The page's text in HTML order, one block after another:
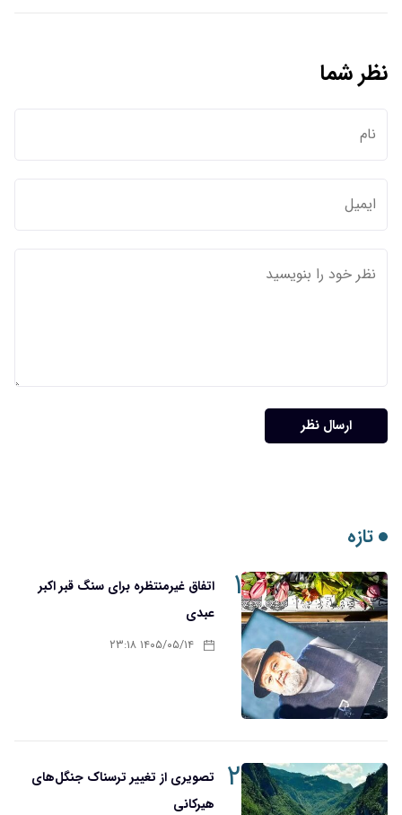
نظر شما
ارسال نظر
تازه
۱
اتفاق غیرمنتظره برای سنگ قبر اکبر
عبدی
۱۴۰۵/۰۵/۱۴ ۲۳:۱۸
۲
تصویری از تغییر ترسناک جنگل‌های
هیرکانی